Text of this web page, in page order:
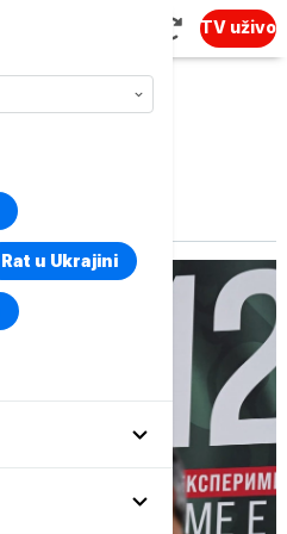
TV uživo
Rat u Ukrajini